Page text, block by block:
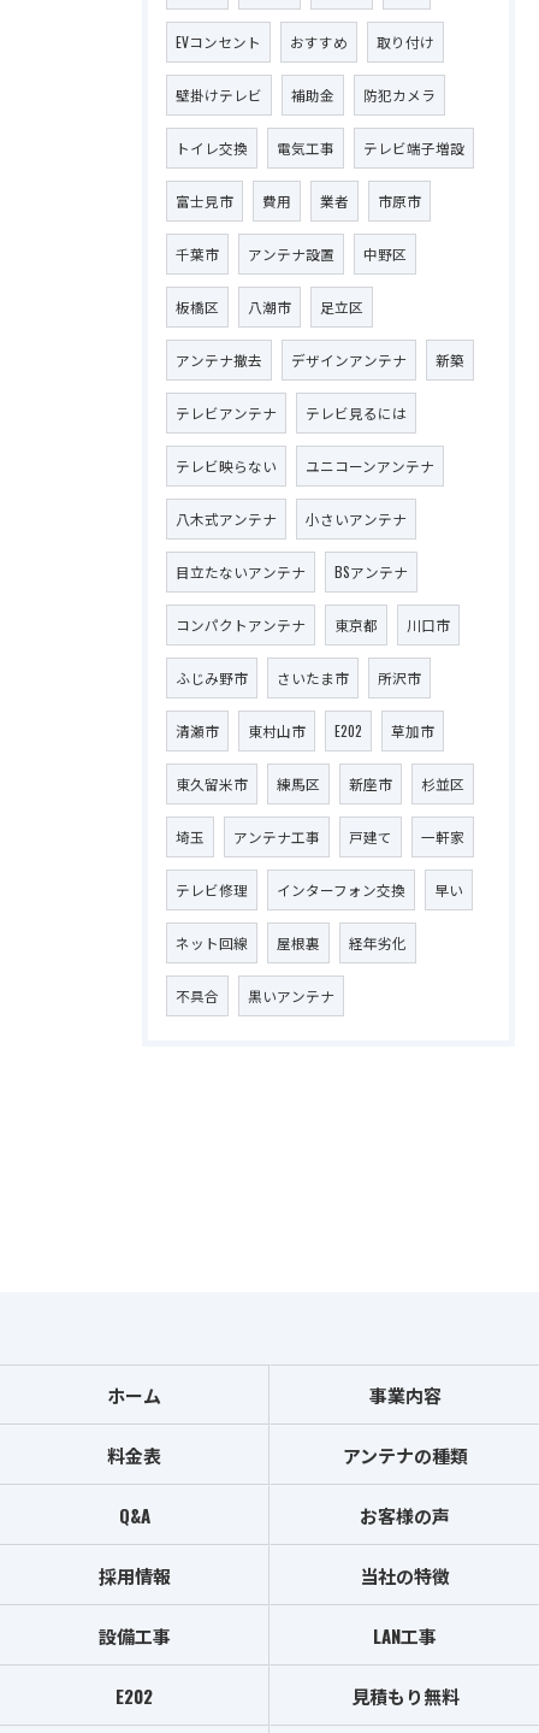
EVコンセント おすすめ 取り付け
壁掛けテレビ 補助金 防犯カメラ
トイレ交換 電気工事 テレビ端子増設
富士見市 費用 業者 市原市
千葉市 アンテナ設置 中野区
板橋区 八潮市 足立区
アンテナ撤去 デザインアンテナ 新築
テレビアンテナ テレビ見るには
テレビ映らない ユニコーンアンテナ
八木式アンテナ 小さいアンテナ
目立たないアンテナ BSアンテナ
コンパクトアンテナ 東京都 川口市
ふじみ野市 さいたま市 所沢市
清瀬市 東村山市 E202 草加市
東久留米市 練馬区 新座市 杉並区
埼玉 アンテナ工事 戸建て 一軒家
テレビ修理 インターフォン交換 早い
ネット回線 屋根裏 経年劣化
不具合 黒いアンテナ
ホーム 事業内容
料金表 アンテナの種類
Q&A お客様の声
採用情報 当社の特徴
設備工事 LAN工事
E202 見積もり無料